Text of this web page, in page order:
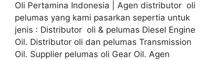
Oli Pertamina Indonesia | Agen distributor oli
pelumas yang kami pasarkan sepertia untuk
jenis : Distributor oli & pelumas Diesel Engine
Oil. Distributor oli dan pelumas Transmission
Oil. Supplier pelumas oli Gear Oil. Agen